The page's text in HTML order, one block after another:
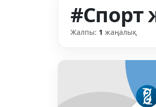
#Спорт
Жалпы: 1 жаңалық